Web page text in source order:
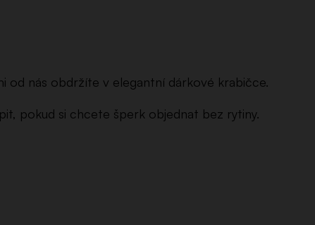
od nás obdržíte v elegantní dárkové krabičce.
pokud si chcete šperk objednat bez rytiny.